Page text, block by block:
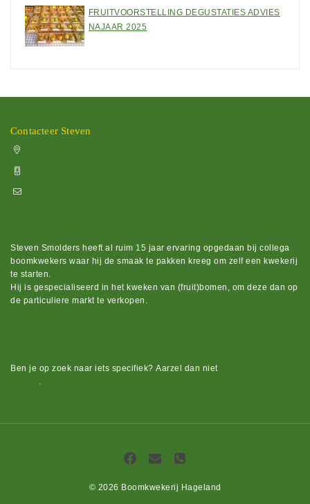
FRUITVOORSTELLING DEGUSTATIES ADVIES
NAJAAR 2025
Contacteer Steven
Steven Smolders heeft al ruim 15 jaar ervaring opgedaan bij collega
boomkwekers waar hij de smaak te pakken kreeg om zelf een kwekerij
te starten.
Hij is gespecialiseerd in het kweken van (fruit)bomen, om deze dan op
de particuliere markt te verkopen.
Ben je op zoek naar iets specifiek? Aarzel dan niet
.
© 2026 Boomkwekerij Hageland